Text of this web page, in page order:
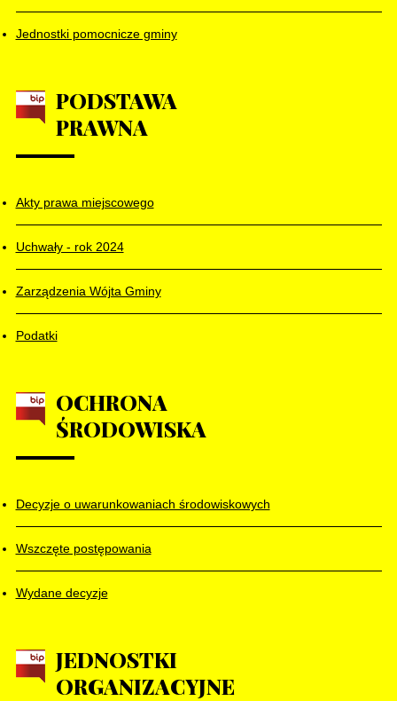
Jednostki pomocnicze gminy
PODSTAWA
PRAWNA
Akty prawa miejscowego
Uchwały - rok 2024
Zarządzenia Wójta Gminy
Podatki
OCHRONA
ŚRODOWISKA
Decyzje o uwarunkowaniach środowiskowych
Wszczęte postępowania
Wydane decyzje
JEDNOSTKI
ORGANIZACYJNE